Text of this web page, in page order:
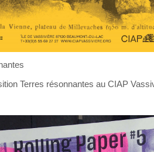
Terres résonnantes au CIAP